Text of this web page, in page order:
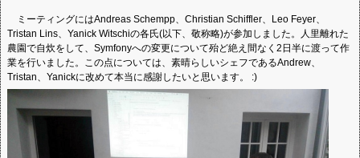
ミーティングにはAndreas Schempp、Christian Schiffler、Leo Feyer、
Tristan Lins、Yanick Witschiの各氏(以下、敬称略)が参加しました。人里離れた
農園で自炊をして、Symfonyへの変更について殆ど絶え間なく2日半に渡って作
業を行いました。この点については、素晴らしいシェフであるAndrew、
Tristan、Yanickに改めて本当に感謝したいと思います。 :)